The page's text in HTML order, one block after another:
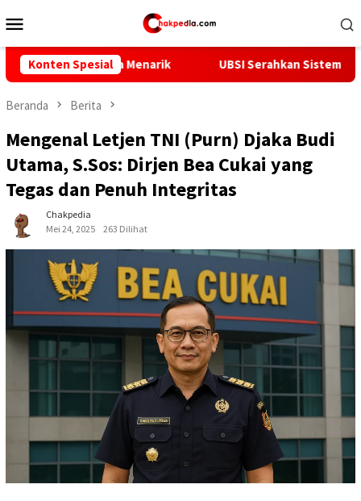
ke
Mobile
Konten Spesial
Menarik UBSI Serahkan Sistem Informasi Tracer
Beranda Berita
Mengenal Letjen TNI (Purn) Djaka Budi
Utama, S.Sos: Dirjen Bea Cukai yang
Tegas dan Penuh Integritas
Chakpedia
Mei 24, 2025
263 Dilihat